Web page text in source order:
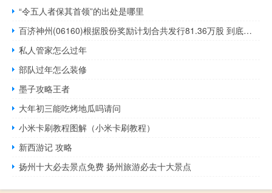
“令五人者保其首领”的出处是哪里
百济神州(06160)根据股份奖励计划合共发行81.36万股 到底什么情况嘞
私人管家怎么过年
部队过年怎么装修
墨子攻略王者
大年初三能吃烤地瓜吗请问
小米卡刷教程图解（小米卡刷教程）
新西游记 攻略
扬州十大必去景点免费 扬州旅游必去十大景点